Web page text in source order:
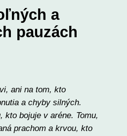
a
pauzách
ani na tom, kto
a chyby silných.
kto bojuje v aréne. Tomu,
prachom a krvou, kto